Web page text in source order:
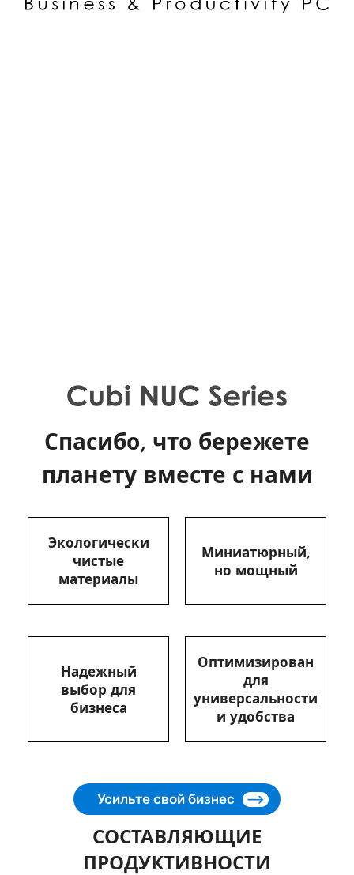
Спасибо, что бережете
планету вместе с нами
Экологически
чистые
материалы
Миниатюрный,
но мощный
Надежный
выбор для
бизнеса
Оптимизирован
для
универсальности
и удобства
Усильте свой бизнес
СОСТАВЛЯЮЩИЕ
ПРОДУКТИВНОСТИ